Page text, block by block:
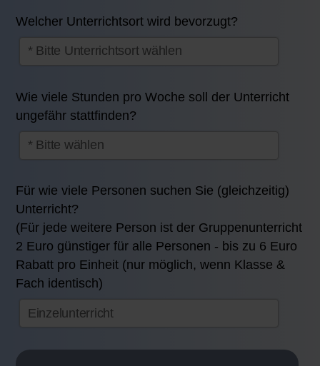
Welcher Unterrichtsort wird bevorzugt?
Wie viele Stunden pro Woche soll der Unterricht
ungefähr stattfinden?
Für wie viele Personen suchen Sie (gleichzeitig)
Unterricht?
(Für jede weitere Person ist der Gruppenunterricht
2 Euro günstiger für alle Personen - bis zu 6 Euro
Rabatt pro Einheit (nur möglich, wenn Klasse &
Fach identisch)